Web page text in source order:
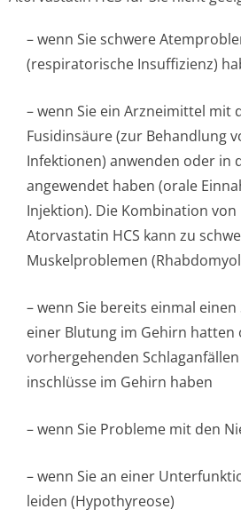
– wenn Sie schwere
(respiratorische Insuffizienz)
– wenn Sie ein Arzneimittel mit
Fusidinsäure (zur Behandlung
Infektionen) anwenden oder in
angewendet haben (orale
Injektion). Die Kombination
Atorvastatin HCS kann zu
Muskelproblemen
– wenn Sie bereits einmal
einer Blutung im Gehirn hatten
vorhergehenden
inschlüsse im Gehirn haben
– wenn Sie Probleme mit den
– wenn Sie an einer
leiden (Hypothyreose)